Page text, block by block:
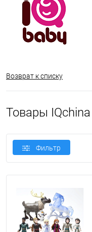
Возврат к списку
Товары IQchina
Фильтр